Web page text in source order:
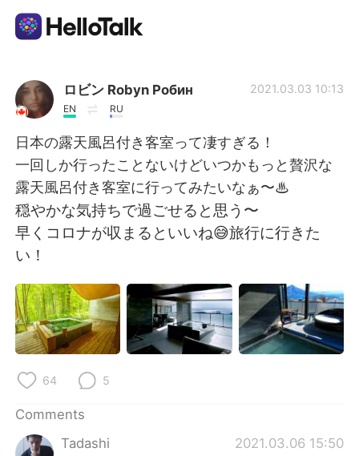
Language Exchange App
AI Grammar Checker
English
简体中文 繁體中文
Español العربية
Français Deutsch
Indonesia
ロビン Robyn Робин
EN RU
2021.03.03 10:13
日本の露天風呂付き客室って凄すぎる！
一回しか行ったことないけどいつかもっと贅沢な
露天風呂付き客室に行ってみたいなぁ〜♨
️穏やかな気持ちで過ごせると思う〜
早くコロナが収まるといいね😅旅行に行きた
い！
64 5
Comments
Tadashi
2021.03.06 15:50